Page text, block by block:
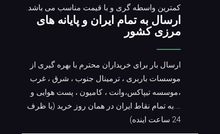
کمترین واسطه گری و با قیمت مناسب می باشد.
ارسال به تمام ایران و پایانه های
مرزی کشور
ارسال بار برای خریداران محترم با بهره گیری از
موسسات باربری ، ترمینال جنوب ، شرق ، غرب
،موسسه تیپاکس،وانت ، کامیون ، پست هوایی و
….به تمام نقاط ایران در همان روز خرید (یا ظرف
24 ساعت اینده)